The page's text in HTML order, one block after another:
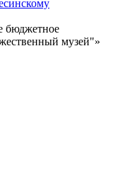
бюджетное
музей"»